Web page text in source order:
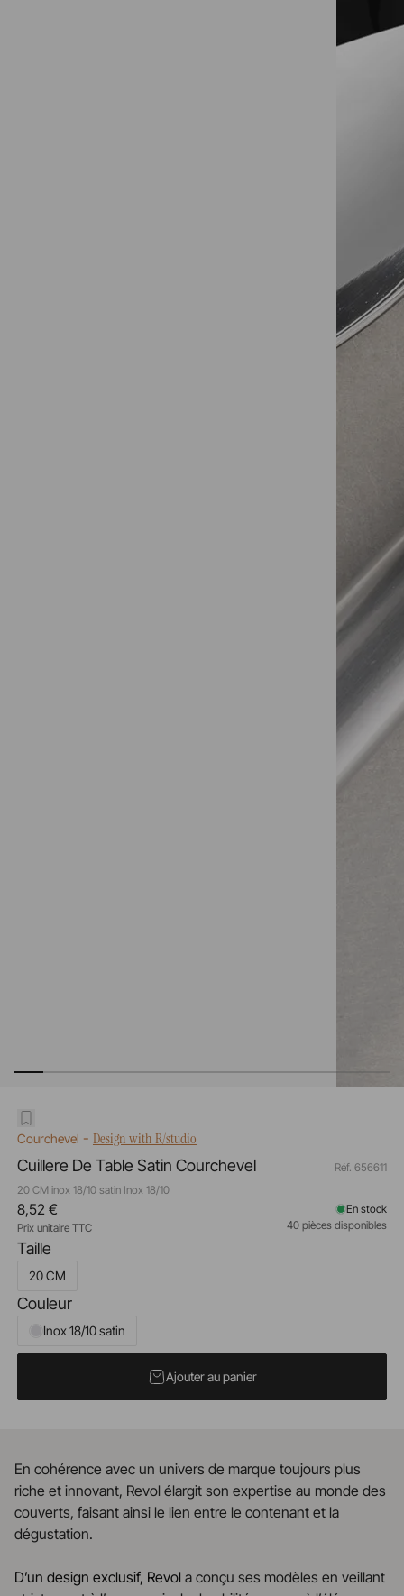
Courchevel - Design with R/studio
Cuillere De Table Satin Courchevel
20 CM inox 18/10 satin Inox 18/10
Réf. 656611
Taille
20 CM
Couleur
Inox 18/10 satin
8,52 €
Prix unitaire TTC
En stock
40 pièces disponibles
Ajouter au panier
En cohérence avec un univers de marque toujours plus
riche et innovant, Revol élargit son expertise au monde des
couverts, faisant ainsi le lien entre le contenant et la
dégustation.
D’un design exclusif, Revol a conçu ses modèles en veillant